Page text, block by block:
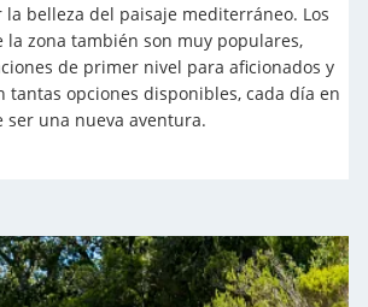
belleza del paisaje mediterráneo. Los
la zona también son muy populares,
de primer nivel para aficionados y
tantas opciones disponibles, cada día en
ser una nueva aventura.